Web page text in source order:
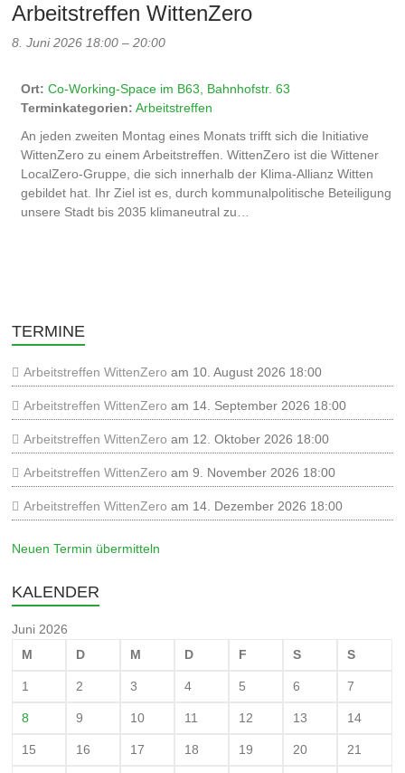
Arbeitstreffen WittenZero
8. Juni 2026 18:00 –20:00
Ort: Co-Working-Space im B63, Bahnhofstr. 63
Terminkategorien: Arbeitstreffen
An jeden zweiten Montag eines Monats trifft sich die Initiative
WittenZero zu einem Arbeitstreffen. WittenZero ist die Wittener
LocalZero-Gruppe, die sich innerhalb der Klima-Allianz Witten
gebildet hat. Ihr Ziel ist es, durch kommunalpolitische Beteiligung
unsere Stadt bis 2035 klimaneutral zu…
TERMINE
Arbeitstreffen WittenZero am 10. August 2026 18:00
Arbeitstreffen WittenZero am 14. September 2026 18:00
Arbeitstreffen WittenZero am 12. Oktober 2026 18:00
Arbeitstreffen WittenZero am 9. November 2026 18:00
Arbeitstreffen WittenZero am 14. Dezember 2026 18:00
Neuen Termin übermitteln
KALENDER
Juni 2026
M
D M D F S S
1 2 3 4 5 6 7
8 9 10 11 12 13 14
15 16 17 18 19 20 21